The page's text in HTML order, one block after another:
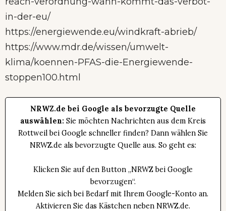
in-der-eu/
https://energiewende.eu/windkraft-abrieb/
https://www.mdr.de/wissen/umwelt-
klima/koennen-PFAS-die-Energiewende-
stoppen100.html
NRWZ.de bei Google als bevorzugte Quelle
auswählen: Sie möchten Nachrichten aus dem Kreis
Rottweil bei Google schneller finden? Dann wählen Sie
NRWZ.de als bevorzugte Quelle aus. So geht es:
Klicken Sie auf den Button „NRWZ bei Google
bevorzugen“.
Melden Sie sich bei Bedarf mit Ihrem Google-Konto an.
Aktivieren Sie das Kästchen neben NRWZ.de.